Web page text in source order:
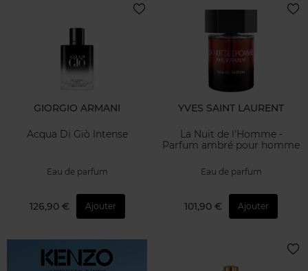
GIORGIO ARMANI
Acqua Di Giò Intense
Eau de parfum
126,90 € Ajouter
YVES SAINT LAURENT
La Nuit de l'Homme -
Parfum ambré pour homme
Eau de parfum
101,90 € Ajouter